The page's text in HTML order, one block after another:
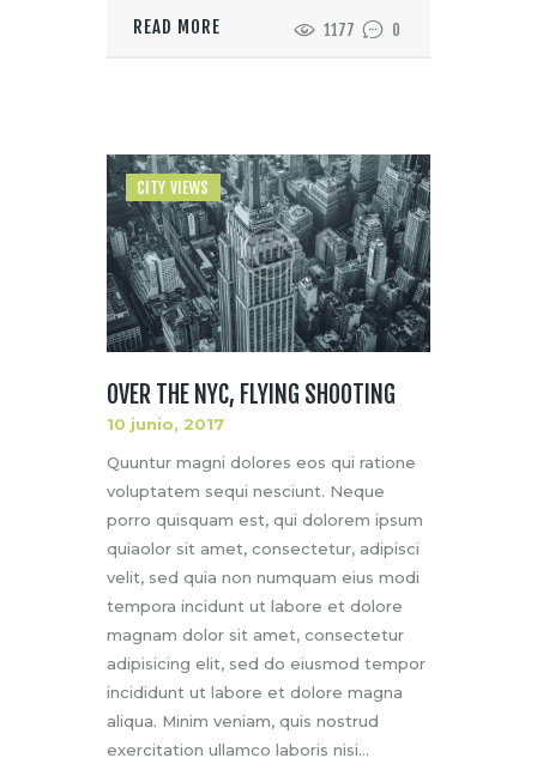
READ MORE 1177 0
CITY VIEWS
OVER THE NYC, FLYING SHOOTING
10 junio, 2017
Quuntur magni dolores eos qui ratione
voluptatem sequi nesciunt. Neque
porro quisquam est, qui dolorem ipsum
quiaolor sit amet, consectetur, adipisci
velit, sed quia non numquam eius modi
tempora incidunt ut labore et dolore
magnam dolor sit amet, consectetur
adipisicing elit, sed do eiusmod tempor
incididunt ut labore et dolore magna
aliqua. Minim veniam, quis nostrud
exercitation ullamco laboris nisi…